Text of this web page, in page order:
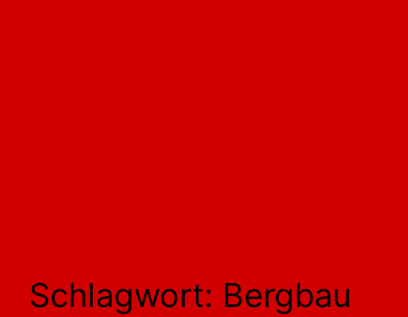
Schlagwort: Bergbau